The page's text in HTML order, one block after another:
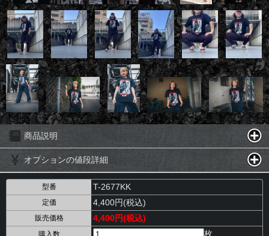
商品説明
オプションの値段詳細
型番 T-2677KK
定価 4,400円(税込)
販売価格 4,400円(税込)
購入数 枚